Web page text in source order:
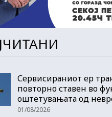
Сервисираниот ер
повторно ставен во
оштетувањата од
01/08/2026